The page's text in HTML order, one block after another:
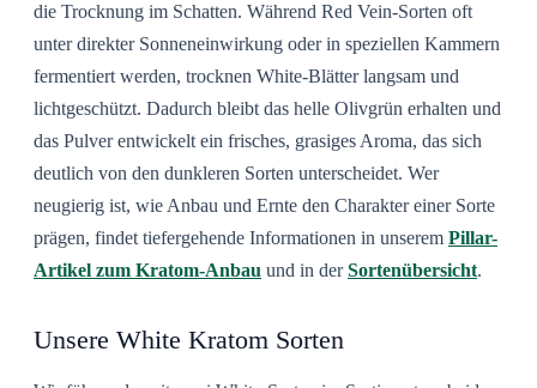
die Trocknung im Schatten. Während Red Vein-Sorten oft
unter direkter Sonneneinwirkung oder in speziellen Kammern
fermentiert werden, trocknen White-Blätter langsam und
lichtgeschützt. Dadurch bleibt das helle Olivgrün erhalten und
das Pulver entwickelt ein frisches, grasiges Aroma, das sich
deutlich von den dunkleren Sorten unterscheidet. Wer
neugierig ist, wie Anbau und Ernte den Charakter einer Sorte
prägen, findet tiefergehende Informationen in unserem Pillar-
Artikel zum Kratom-Anbau und in derSortenübersicht.
Unsere White Kratom Sorten